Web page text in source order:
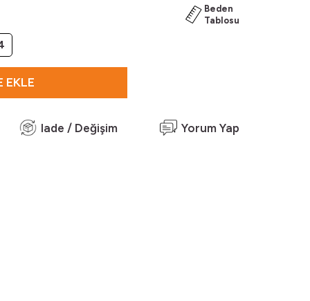
Beden
Tablosu
EKLE
Iade / Değişim Yorum Yap